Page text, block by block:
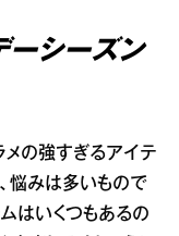
ーシーズン
メの強すぎるアイテ
悩みは多いもので
はいくつもあるの